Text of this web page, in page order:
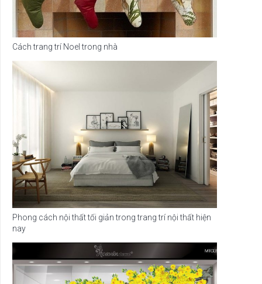
Cách trang trí Noel trong nhà
Phong cách nội thất tối giản trong trang trí nội thất hiện
nay